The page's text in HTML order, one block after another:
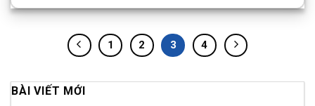
1 2 3 4
BÀI VIẾT MỚI